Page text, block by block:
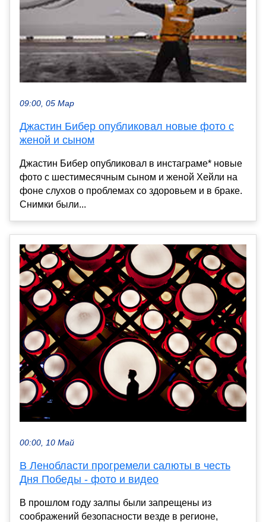
09:00, 05 Мар
Джастин Бибер опубликовал новые фото с
женой и сыном
Джастин Бибер опубликовал в инстаграме* новые
фото с шестимесячным сыном и женой Хейли на
фоне слухов о проблемах со здоровьем и в браке.
Снимки были...
00:00, 10 Май
В Ленобласти прогремели салюты в честь
Дня Победы - фото и видео
В прошлом году залпы были запрещены из
соображений безопасности везде в регионе,